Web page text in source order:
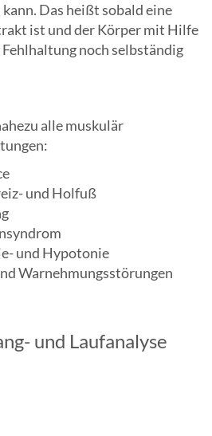
Das heißt sobald eine
ist und der Körper mit Hilfe
noch selbständig
alle muskulär
und Holfuß
und Hypotonie
Warnehmungsstörungen
und Laufanalyse